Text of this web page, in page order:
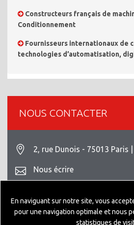
Constructeurs français de
Conditionnement
Fournisseurs internationaux de
technologies d’automatisation,
NOUS CONTACTER
2, rue Dunois - 75013 Paris
Nous écrire
Mentions légales
En naviguant sur notre site, vous
pour une navigation optimale et nous
statistiques de